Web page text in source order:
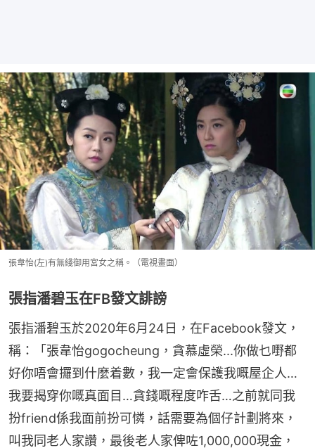
張韋怡(左)有無綫御用宮女之稱。（電視畫面）
張指潘碧玉在FB發文誹謗
張指潘碧玉於2020年6月24日，在Facebook發文，
稱：「張韋怡gogocheung，貪慕虛榮...你做乜嘢都
好你唔會攞到什麼着數，我一定會保護我嘅屋企人…
我要揭穿你嘅真面目…貪錢嘅程度咋舌…之前就同我
扮friend係我⾯前扮可憐，話需要為個仔計劃將來，
叫我同老人家讚，最後老人家俾咗1,000,000現⾦，